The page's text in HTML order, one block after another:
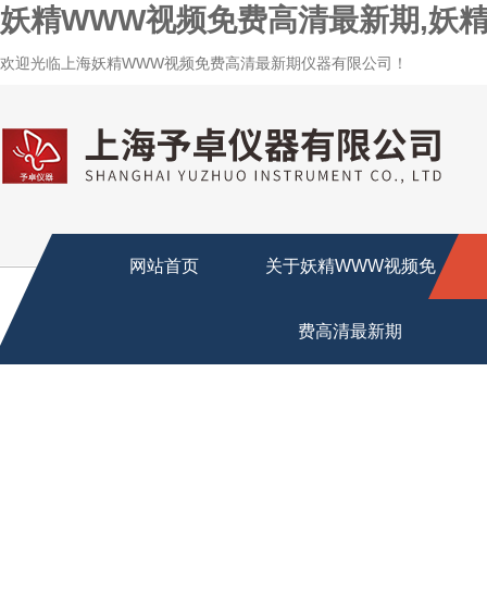
妖精WWW视频免费高清最新期,妖
欢迎光临上海妖精WWW视频免费高清最新期仪器有限公司！
网站首页 关于妖精WWW视频免
费高清最新期